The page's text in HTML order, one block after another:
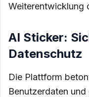
Weiterentwicklung
AI Sticker:
Datenschutz
Die Plattform
Benutzerdaten